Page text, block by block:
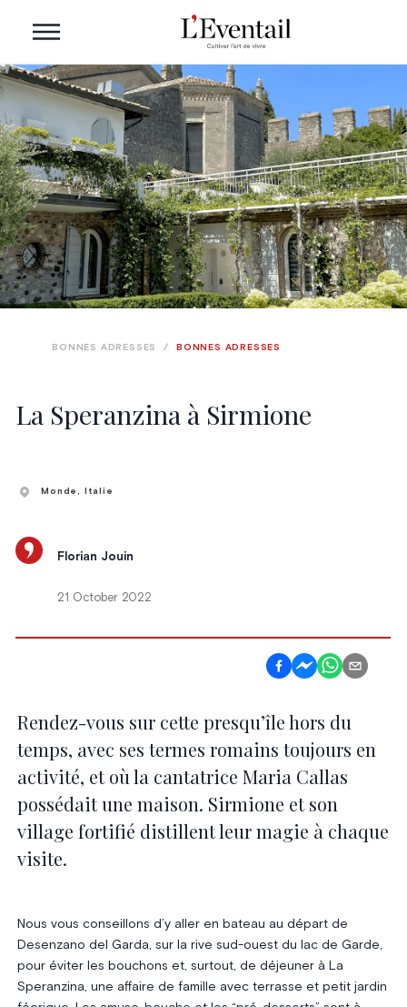
La Speranzina à Sirmione
BONNES ADRESSES / BONNES ADRESSES
Monde, Italie
Florian Jouin
21 October 2022
Rendez-vous sur cette presqu’île hors du
temps, avec ses termes romains toujours en
activité, et où la cantatrice Maria Callas
possédait une maison. Sirmione et son
village fortifié distillent leur magie à chaque
visite.
Nous vous conseillons d’y aller en bateau au départ de
Desenzano del Garda, sur la rive sud-ouest du lac de Garde,
pour éviter les bouchons et, surtout, de déjeuner à La
Speranzina, une affaire de famille avec terrasse et petit jardin